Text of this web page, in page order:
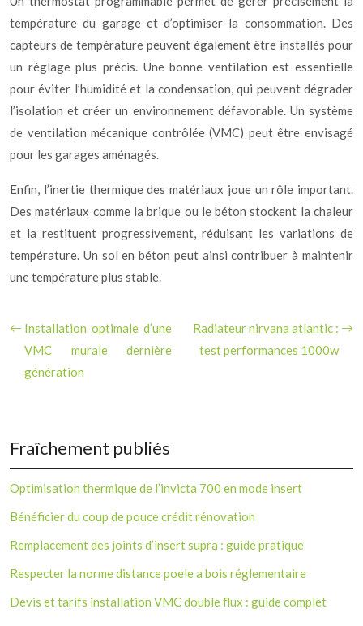
température du garage et d’optimiser la consommation. Des
capteurs de température peuvent également être installés pour
un réglage plus précis. Une bonne ventilation est essentielle
pour éviter l’humidité et la condensation, qui peuvent dégrader
l’isolation et créer un environnement défavorable. Un système
de ventilation mécanique contrôlée (VMC) peut être envisagé
pour les garages aménagés.
Enfin, l’inertie thermique des matériaux joue un rôle important.
Des matériaux comme la brique ou le béton stockent la chaleur
et la restituent progressivement, réduisant les variations de
température. Un sol en béton peut ainsi contribuer à maintenir
une température plus stable.
Installation optimale d’une
VMC murale dernière
génération
Radiateur nirvana atlantic :
test performances 1000w
Fraîchement publiés
Optimisation thermique de l’invicta 700 en mode insert
Bénéficier du coup de pouce crédit rénovation
Remplacement des joints d’insert supra : guide pratique
Respecter la norme distance poele a bois réglementaire
Devis et tarifs installation VMC double flux : guide complet